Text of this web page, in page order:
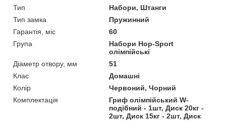
Тип
Набори, Штанги
Тип замка
Пружинний
Гарантія, міс
60
Група
Набори Hop-Sport
олімпійські
Діаметр отвору, мм
51
Клас
Домашні
Колір
Червоний, Чорний
Комплектація
Гриф олімпійський W-
подібний - 1шт, Диск 20кг -
2шт, Диск 15кг - 2шт, Диск